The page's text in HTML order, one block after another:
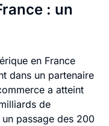
: un
en France
dans un partenaire
a atteint
de
passage des 200